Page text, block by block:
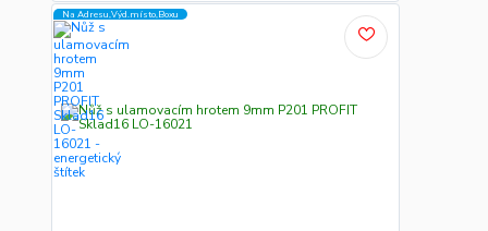
Na Adresu,Výd.místo,Boxu